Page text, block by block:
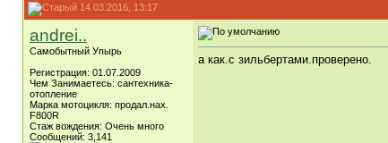
14.03.2016, 13:17
andrei..
Самобытный Упырь
Регистрация: 01.07.2009
Чем Занимаетесь: сантехника-
отопление
Марка мотоцикля: продал.нах.
F800R
Стаж вождения: Очень много
Сообщений: 3,141
а как.с зильбертами.проверено.